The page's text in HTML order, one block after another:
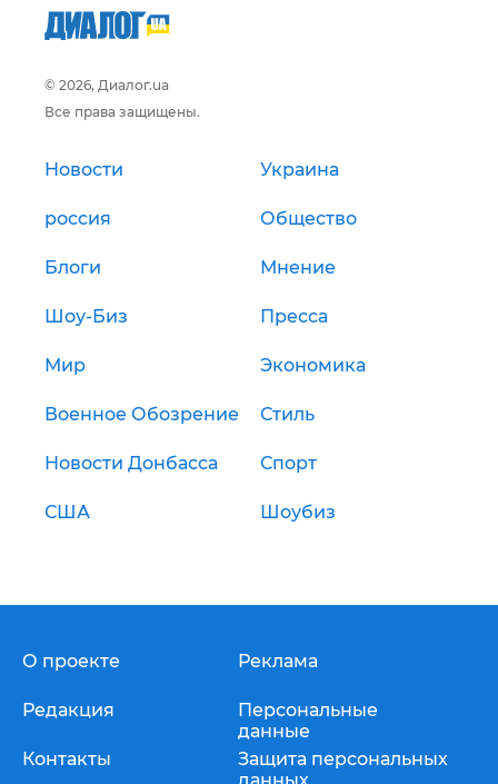
© 2026, Диалог.ua
Все права защищены.
Новости Украина
россия Общество
Блоги Мнение
Шоу-Биз Пресса
Мир Экономика
Военное Обозрение Стиль
Новости Донбасса Спорт
США Шоубиз
О проекте
Редакция
Контакты
Реклама
Персональные
данные
Защита персональных